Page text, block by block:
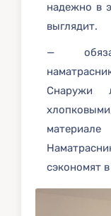
надежно в
выглядит.
—
Снаружи
сэкономят